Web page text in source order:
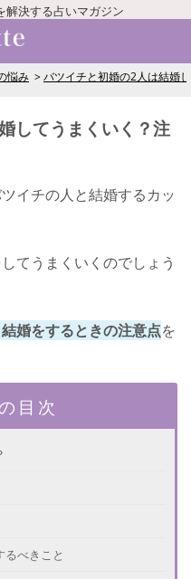
解決する占いマガジン
悩み バツイチと初婚の2人は結婚
してうまくいく？注
イチの人と結婚するカッ
てうまくいくのでしょう
婚をするときの注意点を
目次
べきこと